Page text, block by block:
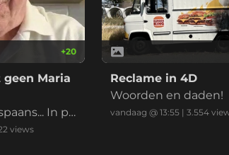
+20
Maria
In pl
je ook Cor
views
Reclame in 4D
Woorden en daden!
vandaag @ 13:55| 3.554